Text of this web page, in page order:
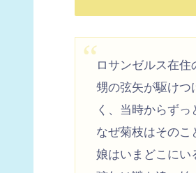
ロサンゼルス在住
甥の弦矢が駆けつ
く、当時からずっ
なぜ菊枝はそのこ
娘はいまどこにい